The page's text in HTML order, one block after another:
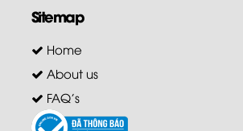
Sitemap
Home
About us
FAQ's